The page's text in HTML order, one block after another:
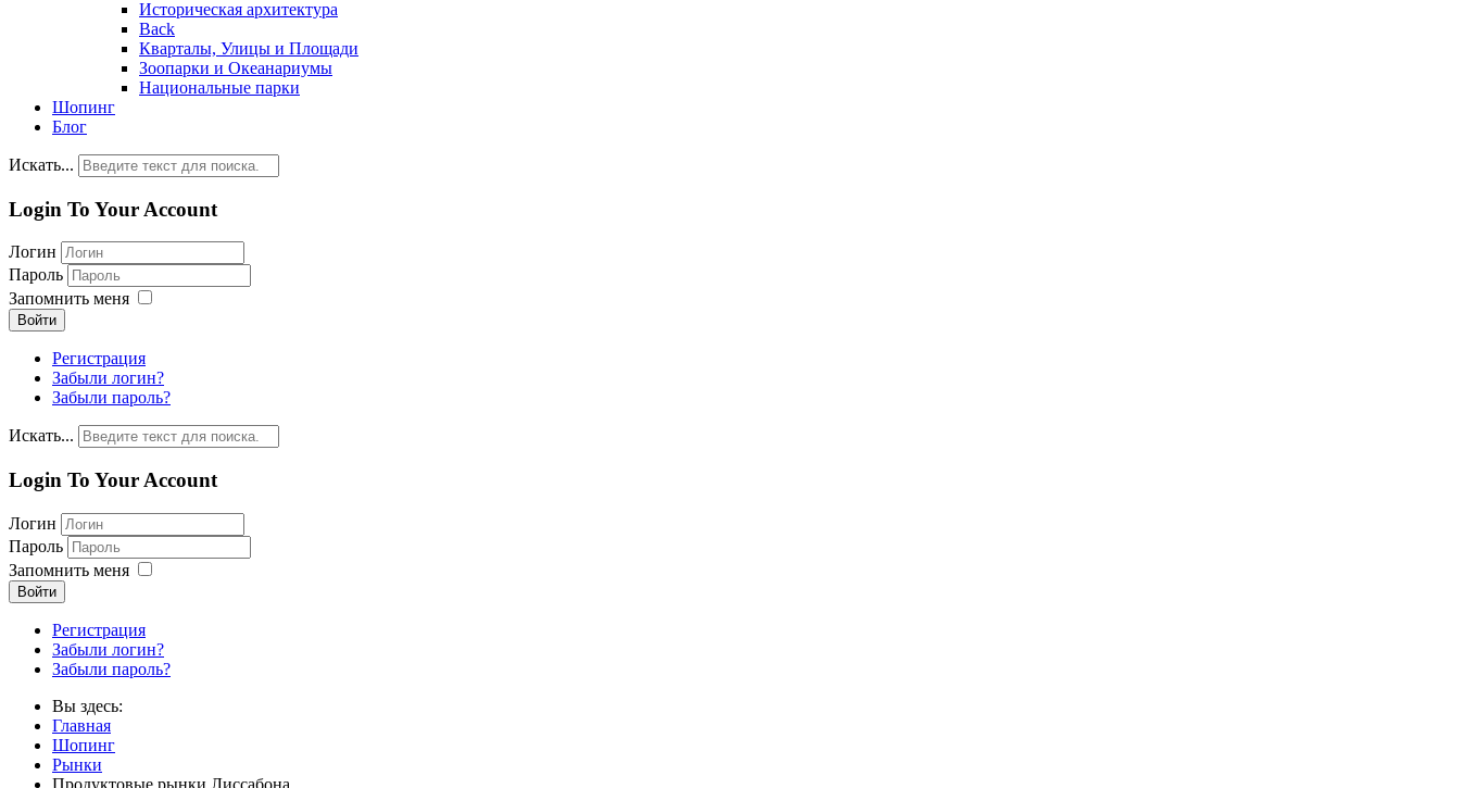
Историческая архитектура
Back
Кварталы, Улицы и Площади
Зоопарки и Океанариумы
Национальные парки
Шопинг
Блог
Искать...
Login To Your Account
Логин
Пароль
Запомнить меня
Войти
Регистрация
Забыли логин?
Забыли пароль?
Искать...
Login To Your Account
Логин
Пароль
Запомнить меня
Войти
Регистрация
Забыли логин?
Забыли пароль?
Вы здесь:
Главная
Шопинг
Рынки
Продуктовые рынки Лиссабона